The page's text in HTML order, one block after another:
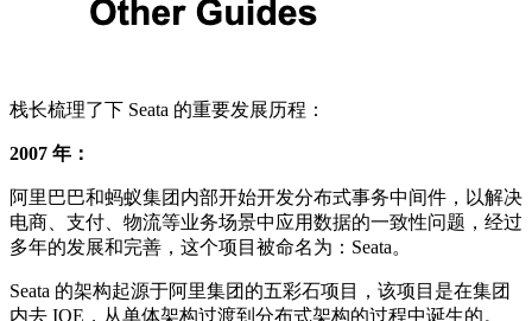
栈长梳理了下 Seata 的重要发展历程：
2007 年：
阿里巴巴和蚂蚁集团内部开始开发分布式事务中间件，以解决
电商、支付、物流等业务场景中应用数据的一致性问题，经过
多年的发展和完善，这个项目被命名为：Seata。
Seata 的架构起源于阿里集团的五彩石项目，该项目是在集团
内去 IOE，从单体架构过渡到分布式架构的过程中诞生的。